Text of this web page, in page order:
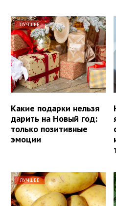
ЛУЧШЕЕ
Какие подарки нельзя
дарить на Новый год:
только позитивные
эмоции
ЛУЧШЕЕ